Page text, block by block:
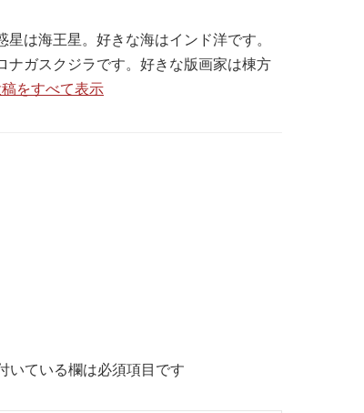
は海王星。好きな海はインド洋です。
ガスクジラです。好きな版画家は棟方
をすべて表示
いている欄は必須項目です